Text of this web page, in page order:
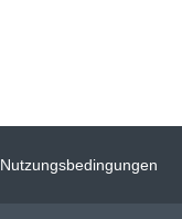
Nutzungsbedingungen